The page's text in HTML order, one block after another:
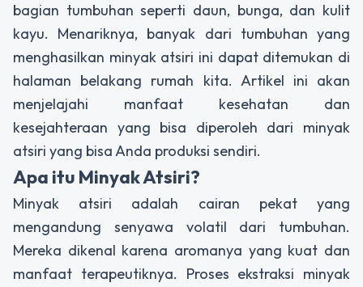
bagian tumbuhan seperti daun, bunga, dan kulit
kayu. Menariknya, banyak dari tumbuhan yang
menghasilkan minyak atsiri ini dapat ditemukan di
halaman belakang rumah kita. Artikel ini akan
menjelajahi manfaat kesehatan dan
kesejahteraan yang bisa diperoleh dari minyak
atsiri yang bisa Anda produksi sendiri.
Apa itu Minyak Atsiri?
Minyak atsiri adalah cairan pekat yang
mengandung senyawa volatil dari tumbuhan.
Mereka dikenal karena aromanya yang kuat dan
manfaat terapeutiknya. Proses ekstraksi minyak